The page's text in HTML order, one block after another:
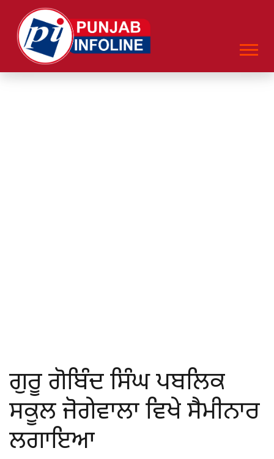
ਗੁਰੂ ਗੋਬਿੰਦ ਸਿੰਘ ਪਬਲਿਕ
ਸਕੂਲ ਜੋਗੇਵਾਲਾ ਵਿਖੇ ਸੈਮੀਨਾਰ
ਲਗਾਇਆ